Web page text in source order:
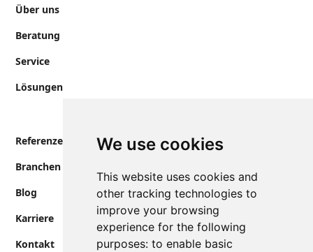
We use cookies
This website uses cookies and
other tracking technologies to
improve your browsing
experience for the following
purposes: to enable basic
Über uns
Beratung
Service
Lösungen
Referenzen
Branchen
Blog
Karriere
Kontakt